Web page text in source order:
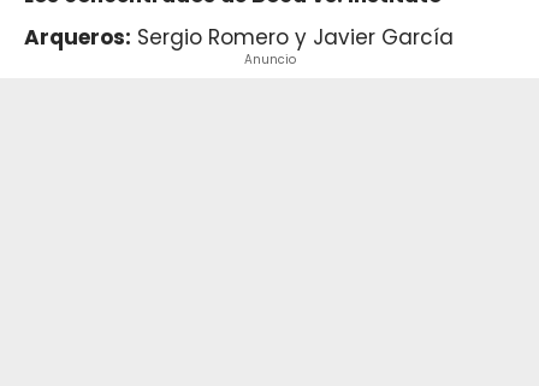
Arqueros: Sergio Romero y Javier García
Anuncio